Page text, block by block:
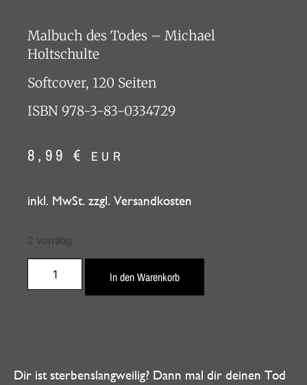
Malbuch des Todes – Michael
Holtschulte
Softcover, 120 Seiten
ISBN 978-3-83-0334729
8,99 € EUR
inkl. MwSt. zzgl. Versandkosten
2 vorrätig
In den Warenkorb
Dir ist sterbenslangweilig? Dann mal dir deinen Tod